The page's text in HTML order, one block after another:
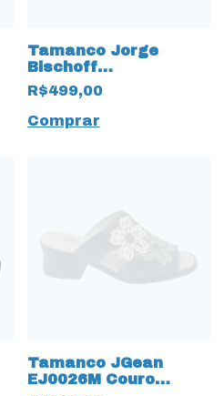
Tamanco Jorge
Bischoff
J18113001004 Couro
natural Caramelo
R$499,00
Comprar
Tamanco JGean
EJ0026M Couro